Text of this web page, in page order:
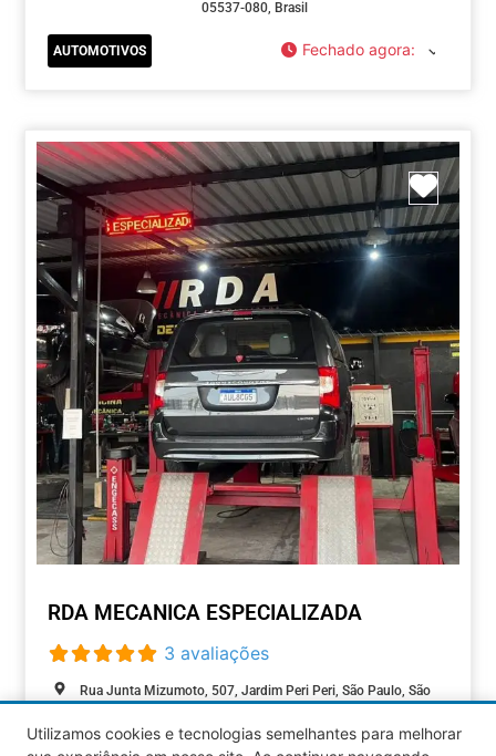
05537-080, Brasil
AUTOMOTIVOS Fechado agora:
RDA MECANICA ESPECIALIZADA
3 avaliações
Rua Junta Mizumoto, 507, Jardim Peri Peri, São Paulo, São
Utilizamos cookies e tecnologias semelhantes para melhorar